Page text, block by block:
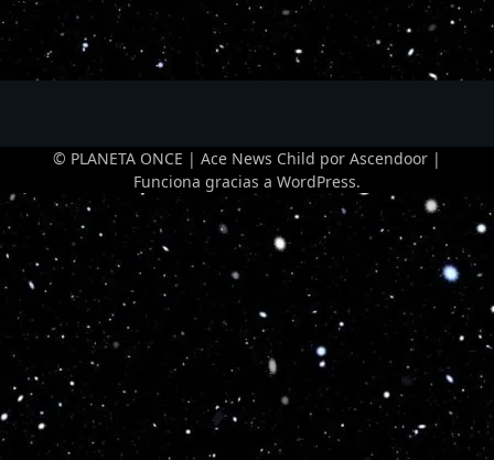
© PLANETA ONCE | Ace News Child por Ascendoor |
Funciona gracias a WordPress.